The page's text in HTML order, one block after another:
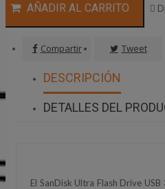
AÑADIR AL CARRITO 
Compartir Tweet
DESCRIPCIÓN
DETALLES DEL
El SanDisk Ultra Flash Drive